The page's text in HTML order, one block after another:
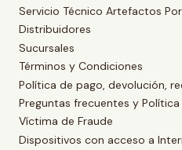
Servicio Técnico Artefactos
Distribuidores
Sucursales
Términos y Condiciones
Política de pago, devolución,
Preguntas frecuentes y
Víctima de Fraude
Dispositivos con acceso a